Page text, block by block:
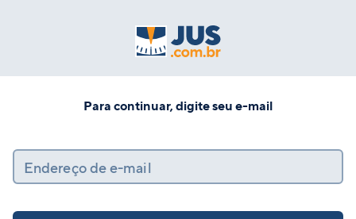
Para continuar, digite seu e-mail
Endereço de e-mail